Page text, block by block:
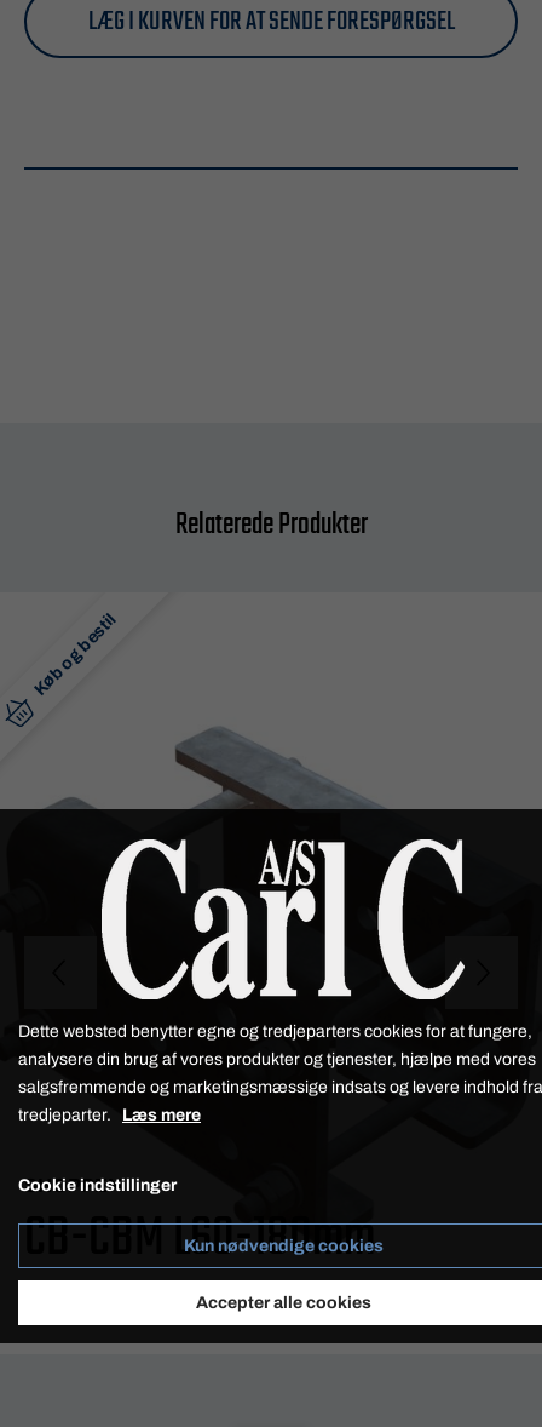
LÆG I KURVEN FOR AT SENDE FORESPØRGSEL
Relaterede Produkter
Køb og bestil
SHOPPEN
CB-CBM L60-180mm
FORESPØRG PÅ PRODUKT
Dette websted benytter egne og tredjeparters cookies for at fungere,
analysere din brug af vores produkter og tjenester, hjælpe med vores
salgsfremmende og marketingsmæssige indsats og levere indhold fra
tredjeparter. Læs mere
Cookie indstillinger
Kun nødvendige cookies
Accepter alle cookies